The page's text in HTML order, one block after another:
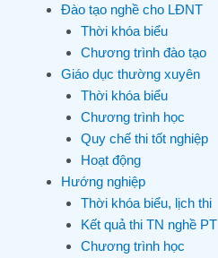
Đào tạo nghề cho LĐNT
Thời khóa biểu
Chương trình đào tạo
Giáo dục thường xuyên
Thời khóa biểu
Chương trình học
Quy chế thi tốt nghiệp
Hoạt động
Hướng nghiệp
Thời khóa biểu, lịch thi
Kết quả thi TN nghề PT
Chương trình học